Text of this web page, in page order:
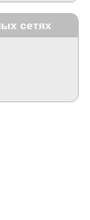
сетях